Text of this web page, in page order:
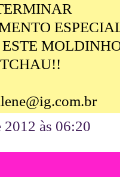
2012 às 06:20